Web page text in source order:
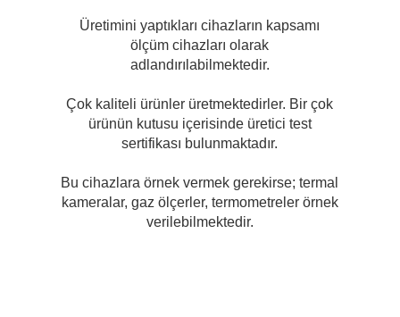
Üretimini yaptıkları cihazların kapsamı
ölçüm cihazları olarak
adlandırılabilmektedir.
Çok kaliteli ürünler üretmektedirler. Bir çok
ürünün kutusu içerisinde üretici test
sertifikası bulunmaktadır.
Bu cihazlara örnek vermek gerekirse; termal
kameralar, gaz ölçerler, termometreler örnek
verilebilmektedir.